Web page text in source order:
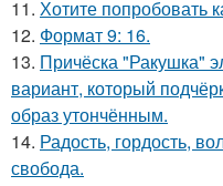
11. Хотите попробовать
12. Формат 9: 16.
13. Причёска "Ракушка"
вариант, который
образ утончённым.
14. Радость, гордость,
свобода.